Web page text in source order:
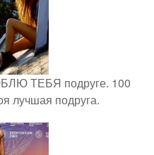
ТЕБЯ подруге. 100
лучшая подруга.